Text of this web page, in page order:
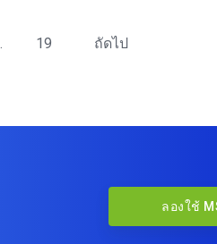
19 ถัดไป
ลองใช้